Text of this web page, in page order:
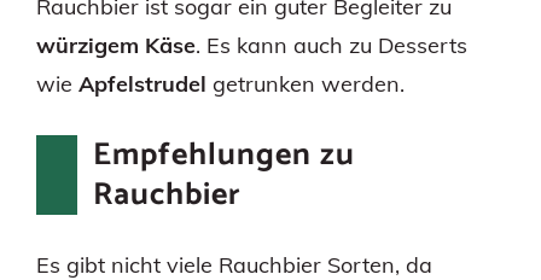
Rauchbier ist sogar ein guter Begleiter zu
würzigem Käse. Es kann auch zu Desserts
wie Apfelstrudel getrunken werden.
Empfehlungen zu
Rauchbier
Es gibt nicht viele Rauchbier Sorten, da